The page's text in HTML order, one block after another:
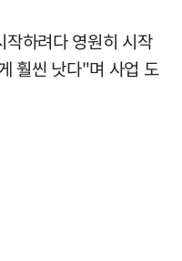
하려다 영원히 시작
훨씬 낫다"며 사업 도